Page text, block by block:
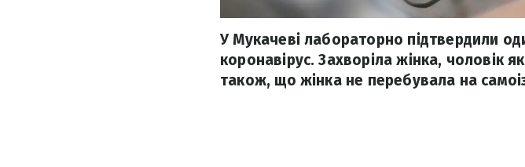
У Мукачеві лабораторно підтвердили
коронавірус. Захворіла жінка, чоловік
також, що жінка не перебувала на